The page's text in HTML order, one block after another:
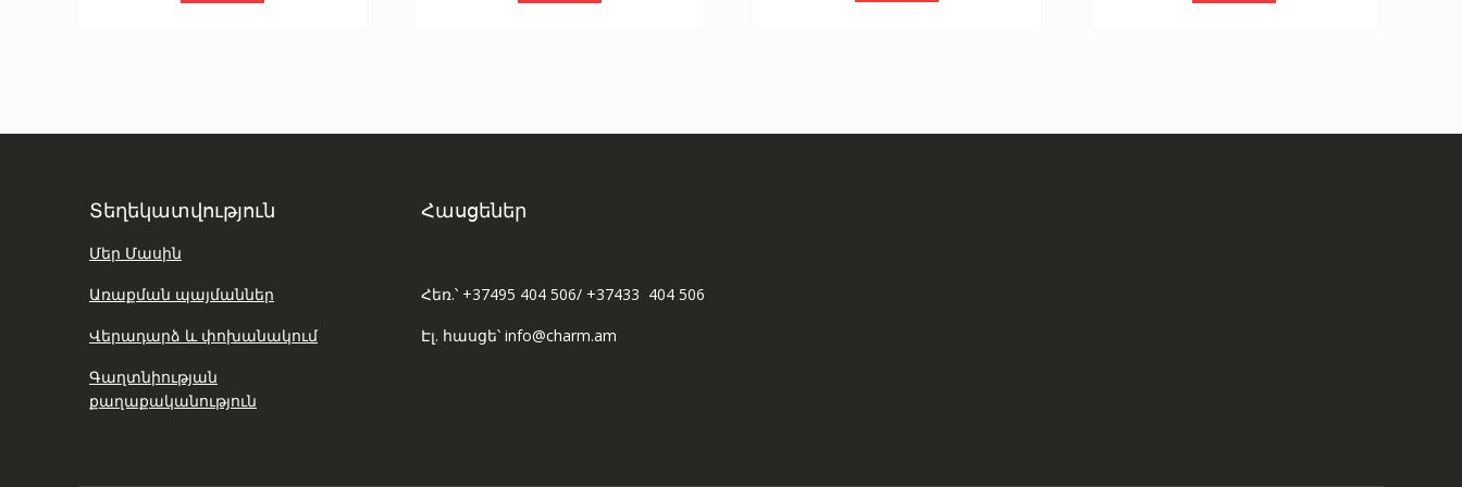
Տեղեկատվություն
Մեր Մասին
Առաքման պայմաններ
Վերադարձ և փոխանակում
Գաղտնիության
քաղաքականություն
Հասցեներ
Հեռ.՝ +37495 404 506/ +37433 404 506
Էլ. հասցե՝ info@charm.am